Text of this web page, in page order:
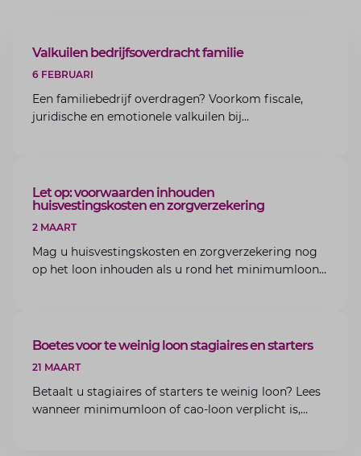
ARTIKEL
Valkuilen bedrijfsoverdracht familie
6 FEBRUARI
Een familiebedrijf overdragen? Voorkom fiscale,
juridische en emotionele valkuilen bij
ARTIKEL
Let op: voorwaarden inhouden
huisvestingskosten en zorgverzekering
2 MAART
Mag u huisvestingskosten en zorgverzekering nog
op het loon inhouden als u rond het minimumloon
ARTIKEL
Boetes voor te weinig loon stagiaires en starters
21 MAART
Betaalt u stagiaires of starters te weinig loon? Lees
wanneer minimumloon of cao-loon verplicht is,